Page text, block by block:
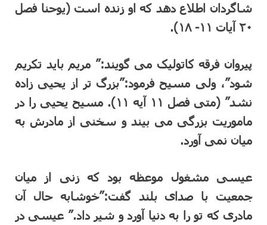
شاگردان اطلاع دهد که او زنده است (یوحنا فصل
۲۰ آیات ۱۱- ۱۸).
پیروان فرقه کاتولیک می گویند:” مریم باید تکریم
شود”، ولی مسیح فرمود:”بزرگ تر از یحیی زاده
نشد” (متی فصل ۱۱ آیه ۱۱). مسیح یحیی را در
ماموریت بزرگی می بیند و سخنی از مادرش به
میان نمی آورد.
عیسی مشغول موعظه بود که زنی از میان
جمعیت با صدای بلند گفت:”خوشابه حال آن
مادری که تو را به دنیا آورد و شیر داد.” عیسی در